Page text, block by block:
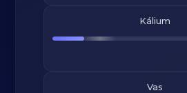
Kálium
Vas